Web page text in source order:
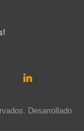
Desarrollado